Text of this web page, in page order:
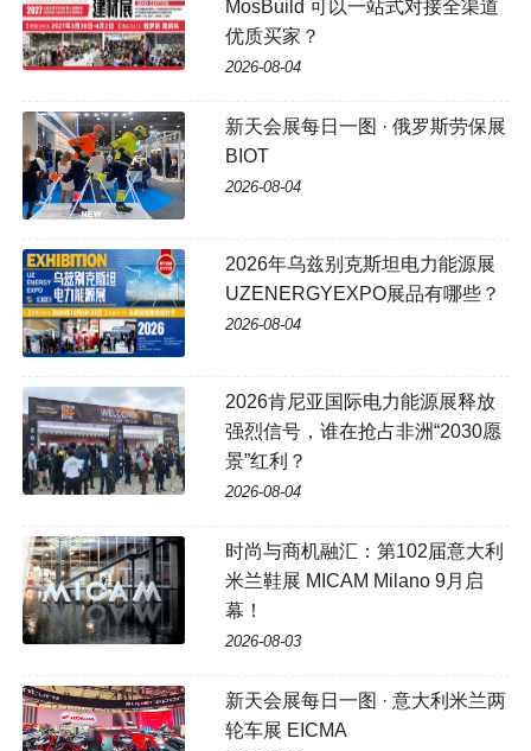
MosBuild 可以一站式对接全渠道
优质买家？
2026-08-04
新天会展每日一图 · 俄罗斯劳保展
BIOT
2026-08-04
2026年乌兹别克斯坦电力能源展
UZENERGYEXPO展品有哪些？
2026-08-04
2026肯尼亚国际电力能源展释放
强烈信号，谁在抢占非洲“2030愿
景”红利？
2026-08-04
时尚与商机融汇：第102届意大利
米兰鞋展 MICAM Milano 9月启
幕！
2026-08-03
新天会展每日一图 · 意大利米兰两
轮车展 EICMA